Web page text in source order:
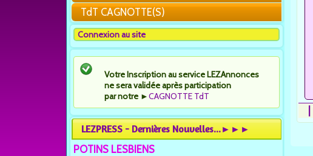
TdT CAGNOTTE(S)
Connexion au site
Votre Inscription au service LEZAnnonces
ne sera validée après participation
par notre ►CAGNOTTE TdT
LEZPRESS - Dernières Nouvelles...►►►
POTINS LESBIENS